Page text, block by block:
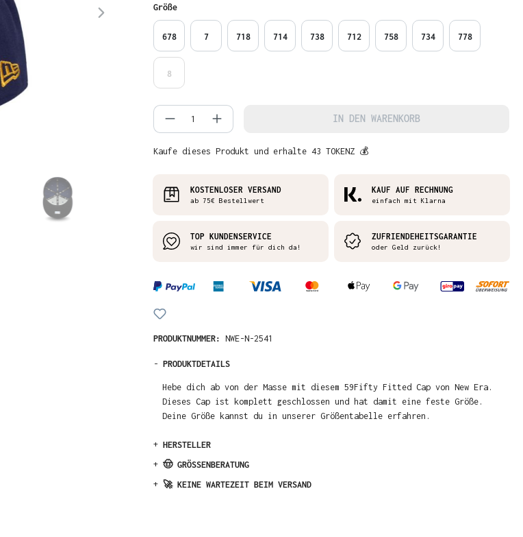
Größeauswählen
678 7 718 714 738 712 758 734 778
8
Produkt Anzahl: Gib den gewünschten Wert
IN DEN WARENKORB
Kaufe dieses Produkt und erhalte 43 TOKENZ 💰
KOSTENLOSER VERSAND
ab 75€ Bestellwert
KAUF AUF RECHNUNG
einfach mit Klarna
TOP KUNDENSERVICE
wir sind immer für dich da!
ZUFRIENDEHEITSGARANTIE
oder Geld zurück!
PRODUKTNUMMER: NWE-N-2541
- PRODUKTDETAILS
Hebe dich ab von der Masse mit diesem 59Fifty Fitted Cap von New Era.
Dieses Cap ist komplett geschlossen und hat damit eine feste Größe.
Deine Größe kannst du in unserer Größentabelle erfahren.
+ HERSTELLER
+ 🤠 GRÖSSENBERATUNG
+ 🚀 KEINE WARTEZEIT BEIM VERSAND